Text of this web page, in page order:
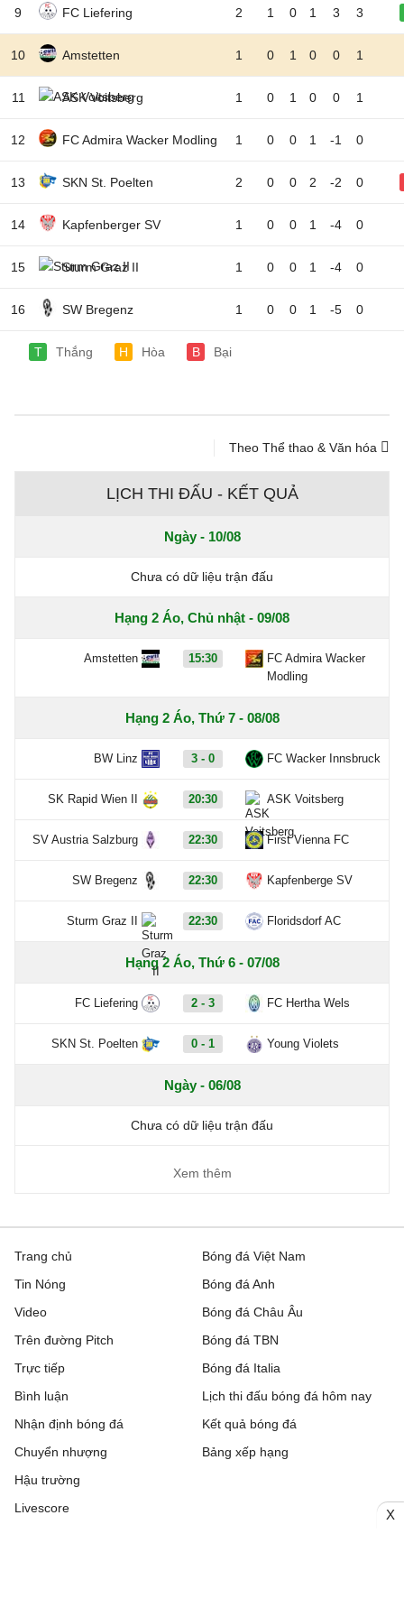
9 FC Liefering 2 1 0 1 3 3
10 Amstetten 1 0 1 0 0 1
11 ASK Voitsberg 1 0 1 0 0 1
12 FC Admira Wacker Modling 1 0 0 1 -1 0
13 SKN St. Poelten 2 0 0 2 -2 0
14 Kapfenberger SV 1 0 0 1 -4 0
15 Sturm Graz II 1 0 0 1 -4 0
16 SW Bregenz 1 0 0 1 -5 0
T Thắng H Hòa B Bại
Theo Thể thao & Văn hóa
LỊCH THI ĐẤU - KẾT QUẢ
Ngày - 10/08
Chưa có dữ liệu trận đấu
Hạng 2 Áo, Chủ nhật - 09/08
Amstetten 15:30
FC Admira Wacker
Modling
Hạng 2 Áo, Thứ 7 - 08/08
BW Linz 3 - 0 FC Wacker Innsbruck
SK Rapid Wien II 20:30 ASK Voitsberg
SV Austria Salzburg 22:30 First Vienna FC
SW Bregenz 22:30 Kapfenberge SV
Sturm Graz II 22:30 Floridsdorf AC
Hạng 2 Áo, Thứ 6 - 07/08
FC Liefering 2 - 3 FC Hertha Wels
SKN St. Poelten 0 - 1 Young Violets
Ngày - 06/08
Chưa có dữ liệu trận đấu
Xem thêm
Trang chủ
Tin Nóng
Video
Trên đường Pitch
Trực tiếp
Bóng đá Việt Nam
Bóng đá Anh
Bóng đá Châu Âu
Bóng đá TBN
Bóng đá Italia
Bình luận
Nhận định bóng đá
Chuyển nhượng
Hậu trường
Livescore
Lịch thi đấu bóng đá hôm nay
Kết quả bóng đá
Bảng xếp hạng
X